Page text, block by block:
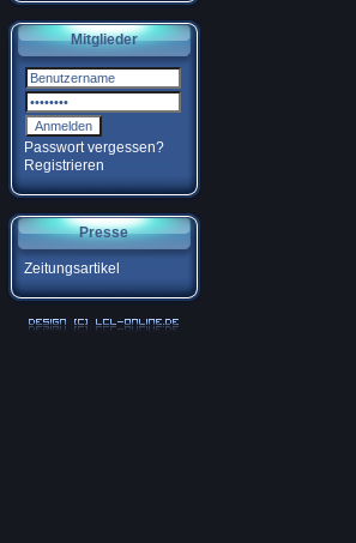
Mitglieder
Passwort vergessen?
Registrieren
Presse
Zeitungsartikel